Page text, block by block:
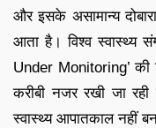
और इसके असामान्य
आता है। विश्व स्वास्थ्य
Under Monitoring’ की
करीबी नजर रखी जा
स्वास्थ्य आपातकाल नहीं